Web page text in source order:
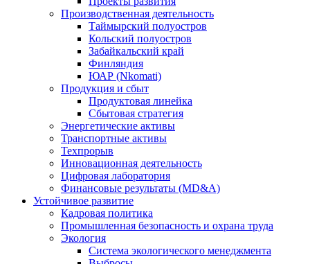
Производственная деятельность
Таймырский полуостров
Кольский полуостров
Забайкальский край
Финляндия
ЮАР (Nkomati)
Продукция и сбыт
Продуктовая линейка
Сбытовая стратегия
Энергетические активы
Транспортные активы
Техпрорыв
Инновационная деятельность
Цифровая лаборатория
Финансовые результаты (MD&A)
Устойчивое развитие
Кадровая политика
Промышленная безопасность и охрана труда
Экология
Система экологического менеджмента